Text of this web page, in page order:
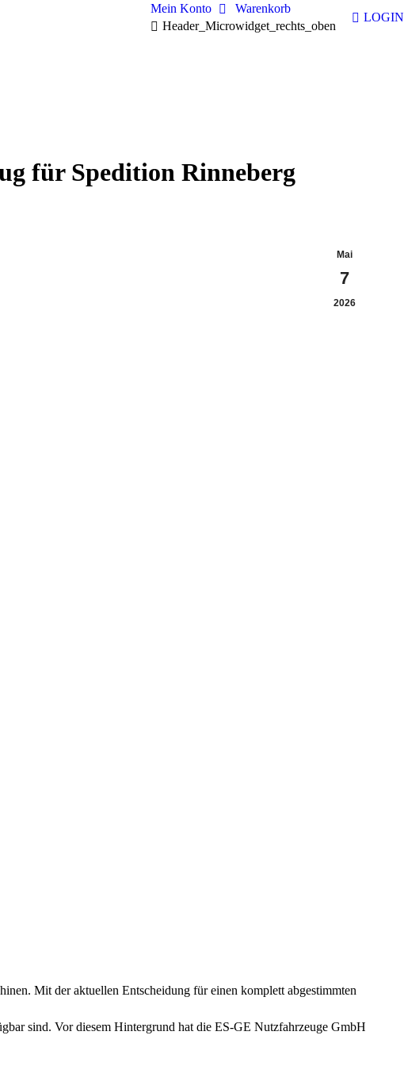
Mein Konto
Warenkorb
Header_Microwidget_rechts_oben
LOGIN
für Spedition Rinneberg
Mai
7
2026
Mit der aktuellen Entscheidung für einen komplett abgestimmten
sind. Vor diesem Hintergrund hat die ES-GE Nutzfahrzeuge GmbH